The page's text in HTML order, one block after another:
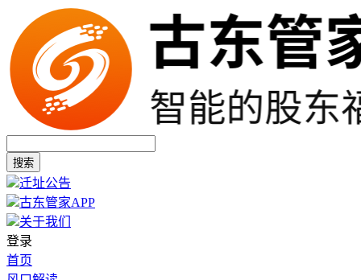
搜索
迁址公告
古东管家APP
关于我们
登录
首页